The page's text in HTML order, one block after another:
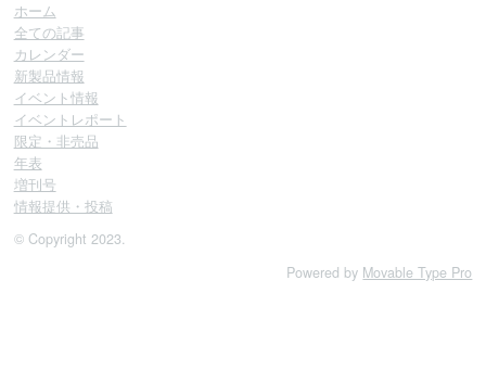
ホーム
全ての記事
カレンダー
新製品情報
イベント情報
イベントレポート
限定・非売品
年表
増刊号
情報提供・投稿
© Copyright 2023.
Powered by Movable Type Pro